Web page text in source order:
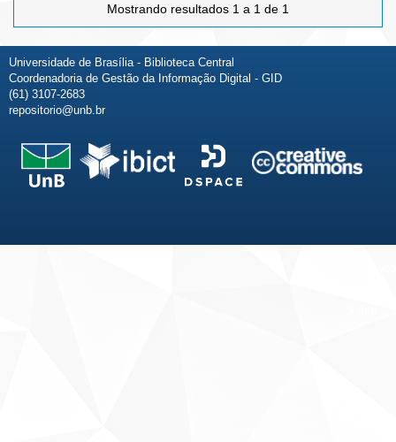
Mostrando resultados 1 a 1 de 1
Universidade de Brasília - Biblioteca Central
Coordenadoria de Gestão da Informação Digital - GID
(61) 3107-2683
repositorio@unb.br